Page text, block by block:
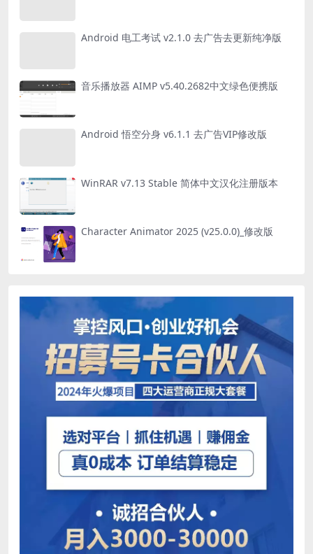
Android 电工考试 v2.1.0 去广告去更新纯净版
音乐播放器 AIMP v5.40.2682中文绿色便携版
Android 悟空分身 v6.1.1 去广告VIP修改版
WinRAR v7.13 Stable 简体中文汉化注册版本
Character Animator 2025 (v25.0.0)_修改版